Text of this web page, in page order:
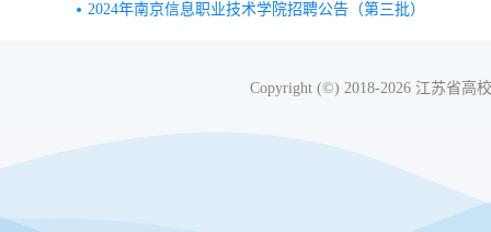
2024年南京信息职业技术学院招聘公告（第三批）
Copyright (©) 2018-2026 江苏省高